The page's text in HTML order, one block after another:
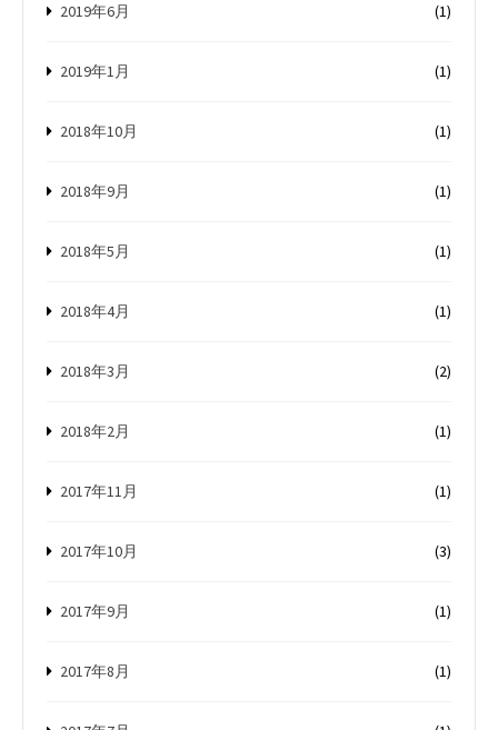
2019年6月 (1)
2019年1月 (1)
2018年10月 (1)
2018年9月 (1)
2018年5月 (1)
2018年4月 (1)
2018年3月 (2)
2018年2月 (1)
2017年11月 (1)
2017年10月 (3)
2017年9月 (1)
2017年8月 (1)